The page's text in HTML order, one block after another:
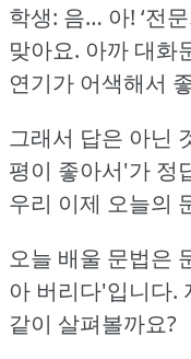
학생: 음… 아! ‘전
맞아요. 아까 대화
연기가 어색해서
그래서 답은 아닌
평이 좋아서'가 정
우리 이제 오늘의
오늘 배울 문법은
아 버리다'입니다.
같이 살펴볼까요?